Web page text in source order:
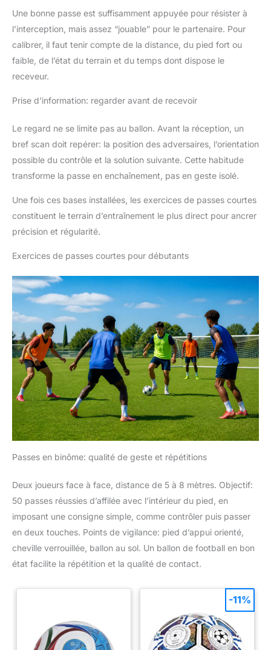
Une bonne passe est suffisamment appuyée pour résister à
l’interception, mais assez “jouable” pour le partenaire. Pour
calibrer, il faut tenir compte de la distance, du pied fort ou
faible, de l’état du terrain et du temps dont dispose le
receveur.
Prise d’information: regarder avant de recevoir
Le regard ne se limite pas au ballon. Avant la réception, un
bref scan doit repérer: la position des adversaires, l’orientation
possible du contrôle et la solution suivante. Cette habitude
transforme la passe en enchaînement, pas en geste isolé.
Une fois ces bases installées, les exercices de passes courtes
constituent le terrain d’entraînement le plus direct pour ancrer
précision et régularité.
Exercices de passes courtes pour débutants
Passes en binôme: qualité de geste et répétitions
Deux joueurs face à face, distance de 5 à 8 mètres. Objectif:
50 passes réussies d’affilée avec l’intérieur du pied, en
imposant une consigne simple, comme contrôler puis passer
en deux touches. Points de vigilance: pied d’appui orienté,
cheville verrouillée, ballon au sol. Un ballon de football en bon
état facilite la répétition et la qualité de contact.
-11%